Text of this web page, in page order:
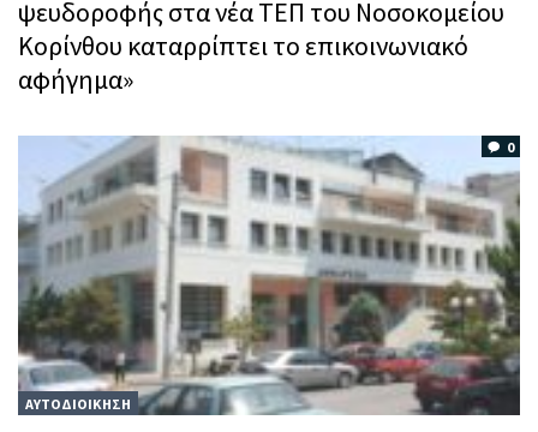
ψευδοροφής στα νέα ΤΕΠ του Νοσοκομείου
Κορίνθου καταρρίπτει το επικοινωνιακό
αφήγημα»
0
ΑΥΤΟΔΙΟΙΚΗΣΗ